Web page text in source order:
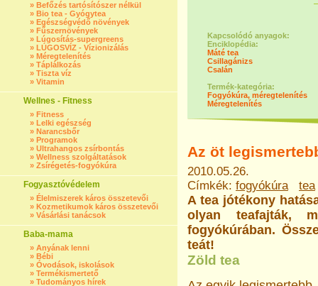
» Befőzés tartósítószer nélkül
» Bio tea - Gyógytea
» Egészségvédő növények
» Fűszernövények
» Lúgosítás-supergreens
» LÚGOSVÍZ - Vízionizálás
» Méregtelenítés
» Táplálkozás
» Tiszta víz
» Vitamin
Wellnes - Fitness
» Fitness
» Lelki egészség
» Narancsbőr
» Programok
» Ultrahangos zsírbontás
» Wellness szolgáltatások
» Zsírégetés-fogyókúra
Fogyasztóvédelem
» Élelmiszerek káros összetevői
» Kozmetikumok káros összetevői
» Vásárlási tanácsok
Baba-mama
» Anyának lenni
» Bébi
» Óvodások, iskolások
» Termékismertető
» Tudományos hírek
Kapcsolódó anyagok:
Enciklopédia:
Máté tea
Csillagánizs
Csalán
Termék-kategória:
Fogyókúra, méregtelenítés
Méregtelenítés
Az öt
2010.05.26.
Címkék: fogyókúra tea
A tea jótékony
olyan teafajták,
fogyókúrában.
teát!
Zöld tea